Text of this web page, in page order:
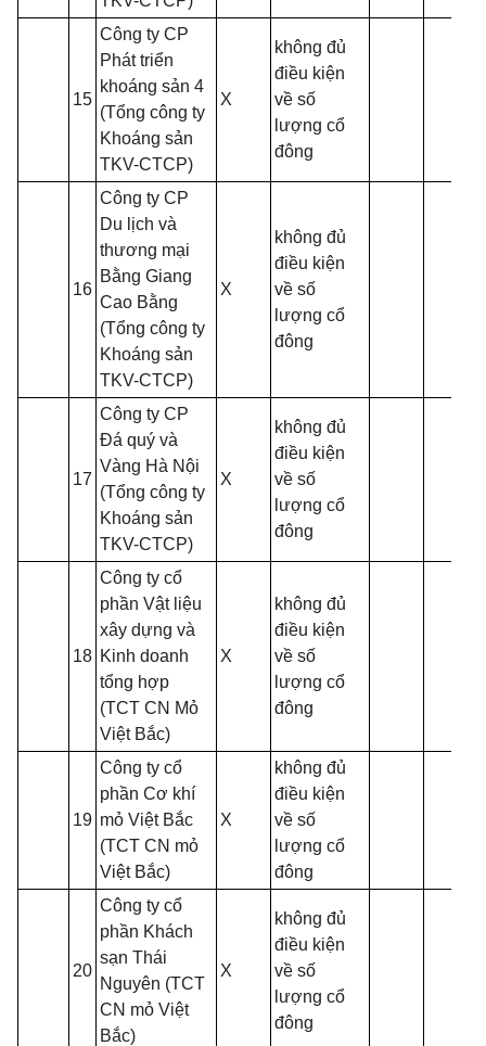
15
Công ty CP
Phát triển
khoáng sản 4
(Tổng công ty
Khoáng sản
TKV-CTCP)
X
không đủ
điều kiện
về số
lượng cổ
đông
16
Công ty CP
Du lịch và
thương mại
Bằng Giang
Cao Bằng
(Tổng công ty
Khoáng sản
TKV-CTCP)
X
không đủ
điều kiện
về số
lượng cổ
đông
17
Công ty CP
Đá quý và
Vàng Hà Nội
(Tổng công ty
Khoáng sản
TKV-CTCP)
X
không đủ
điều kiện
về số
lượng cổ
đông
18
Công ty cổ
phần Vật liệu
xây dựng và
Kinh doanh
tổng hợp
(TCT CN Mỏ
Việt Bắc)
X
không đủ
điều kiện
về số
lượng cổ
đông
19
Công ty cổ
phần Cơ khí
mỏ Việt Bắc
(TCT CN mỏ
Việt Bắc)
X
không đủ
điều kiện
về số
lượng cổ
đông
20
Công ty cổ
phần Khách
sạn Thái
Nguyên (TCT
CN mỏ Việt
Bắc)
X
không đủ
điều kiện
về số
lượng cổ
đông